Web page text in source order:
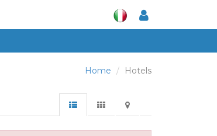
Home Hotels